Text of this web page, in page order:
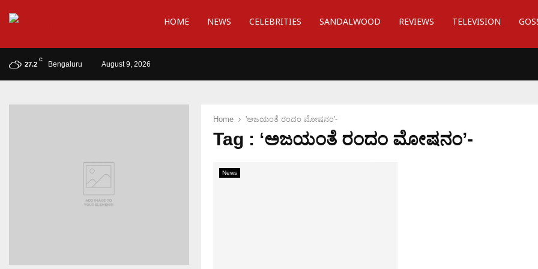
HOME NEWS CELEBRITIES SANDALWOOD REVIEWS TELEVISION
27.2
C
Bengaluru August 9, 2026
Home 'ಅಜಯಂತೆ ರಂದಂ ಮೋಷನಂ'-
Tag : ‘ಅಜಯಂತೆ ರಂದಂ ಮೋಷನಂ’-
News